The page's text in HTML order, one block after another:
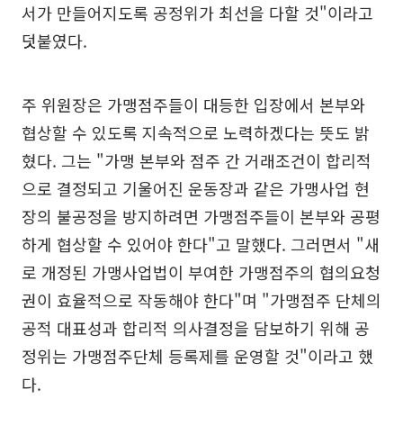
서가 만들어지도록 공정위가 최선을 다할 것"이라고
덧붙였다.
주 위원장은 가맹점주들이 대등한 입장에서 본부와
협상할 수 있도록 지속적으로 노력하겠다는 뜻도 밝
혔다. 그는 "가맹 본부와 점주 간 거래조건이 합리적
으로 결정되고 기울어진 운동장과 같은 가맹사업 현
장의 불공정을 방지하려면 가맹점주들이 본부와 공평
하게 협상할 수 있어야 한다"고 말했다. 그러면서 "새
로 개정된 가맹사업법이 부여한 가맹점주의 협의요청
권이 효율적으로 작동해야 한다"며 "가맹점주 단체의
공적 대표성과 합리적 의사결정을 담보하기 위해 공
정위는 가맹점주단체 등록제를 운영할 것"이라고 했
다.